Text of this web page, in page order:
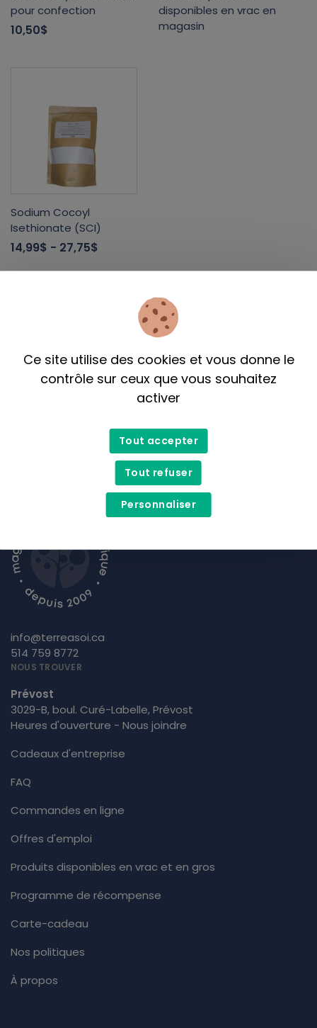
pour confection
10,50$
disponibles en vrac en
magasin
Sodium Cocoyl
Isethionate (SCI)
14,99$ - 27,75$
Infolettre
info@terreasoi.ca
514 759 8772
NOUS TROUVER
Prévost
3029-B, boul. Curé-Labelle, Prévost
Heures d'ouverture - Nous joindre
Cadeaux d'entreprise
FAQ
Commandes en ligne
Offres d'emploi
Produits disponibles en vrac et en gros
Programme de récompense
Carte-cadeau
Nos politiques
À propos
Ce site utilise des cookies et vous donne le
contrôle sur ceux que vous souhaitez
activer
Tout accepter
Tout refuser
Personnaliser